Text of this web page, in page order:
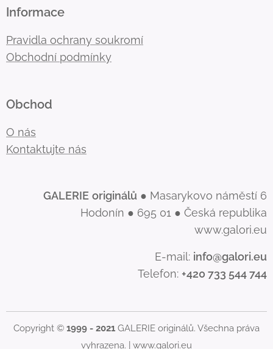
Informace
Pravidla ochrany soukromí
Obchodní podmínky
Obchod
O nás
Kontaktujte nás
GALERIE originálů ● Masarykovo náměstí 6
Hodonín ● 695 01 ● Česká republika
www.galori.eu
E-mail: info@galori.eu
Telefon: +420 733 544 744
Copyright © 1999 - 2021 GALERIE originálů. Všechna práva
vyhrazena. | www.galori.eu